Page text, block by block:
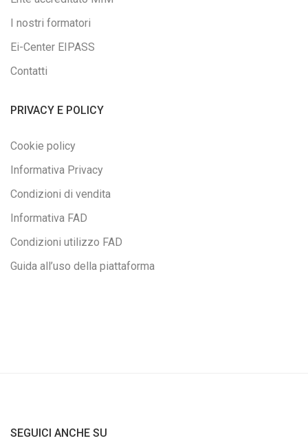
I nostri formatori
Ei-Center EIPASS
Contatti
PRIVACY E POLICY
Cookie policy
Informativa Privacy
Condizioni di vendita
Informativa FAD
Condizioni utilizzo FAD
Guida all’uso della piattaforma
SEGUICI ANCHE SU